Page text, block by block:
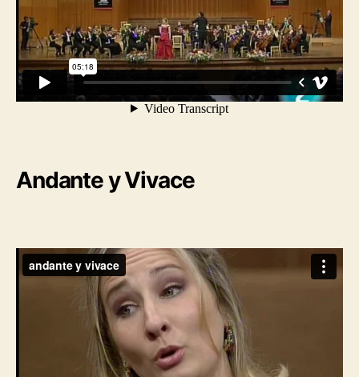
Andante y Vivace